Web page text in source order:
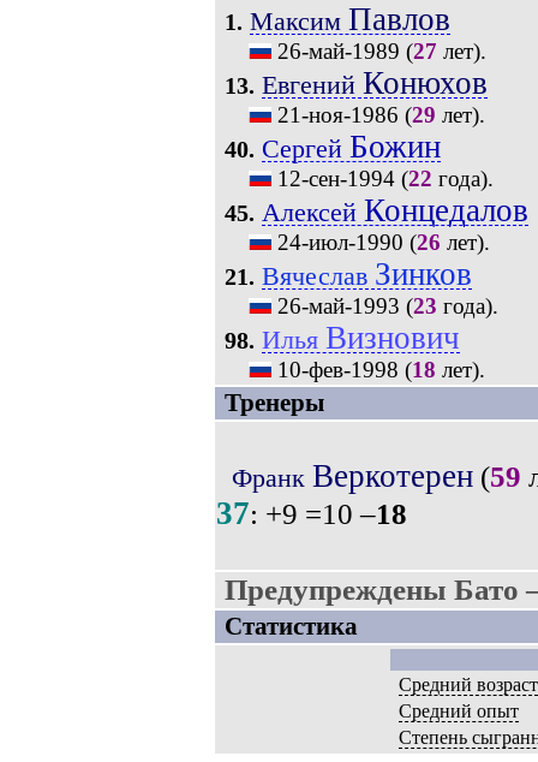
1. Максим Павлов
26-май-1989 (27 лет).
13. Евгений Конюхов
21-ноя-1986 (29 лет).
40. Сергей Божин
12-сен-1994(22 года).
45. Алексей Концедалов
24-июл-1990 (26 лет).
21. Вячеслав Зинков
26-май-1993 (23 года).
98. Илья Визнович
10-фев-1998 (18 лет).
Тренеры
Франк Веркотерен(59
37: +9 =10 –18
Предупреждены Бато
Статистика
Средний возраст
Средний опыт
Степень